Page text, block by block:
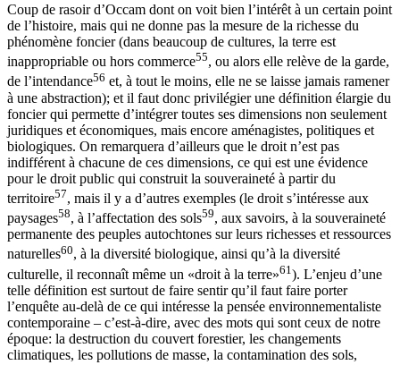
Coup de rasoir d’Occam dont on voit bien l’intérêt à un certain point
de l’histoire, mais qui ne donne pas la mesure de la richesse du
phénomène foncier (dans beaucoup de cultures, la terre est
inappropriable ou hors commerce55, ou alors elle relève de la garde,
de l’intendance56 et, à tout le moins, elle ne se laisse jamais ramener
à une abstraction); et il faut donc privilégier une définition élargie du
foncier qui permette d’intégrer toutes ses dimensions non seulement
juridiques et économiques, mais encore aménagistes, politiques et
biologiques. On remarquera d’ailleurs que le droit n’est pas
indifférent à chacune de ces dimensions, ce qui est une évidence
pour le droit public qui construit la souveraineté à partir du
territoire57, mais il y a d’autres exemples (le droit s’intéresse aux
paysages58, à l’affectation des sols59, aux savoirs, à la souveraineté
permanente des peuples autochtones sur leurs richesses et ressources
naturelles60, à la diversité biologique, ainsi qu’à la diversité
culturelle, il reconnaît même un «droit à la terre»61 ). L’enjeu d’une
telle définition est surtout de faire sentir qu’il faut faire porter
l’enquête au-delà de ce qui intéresse la pensée environnementaliste
contemporaine – c’est-à-dire, avec des mots qui sont ceux de notre
époque: la destruction du couvert forestier, les changements
climatiques, les pollutions de masse, la contamination des sols,